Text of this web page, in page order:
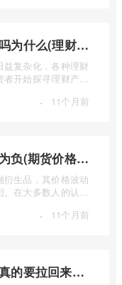
理财产品能变期货吗为什么(理财产品能变期货吗为什么不能买)
复杂化，各种理财
者开始探寻理财产品
· 11个月前
期货价格为什么能为负(期货价格为什么能为负数呢)
生品，其价格波动
在大多数人的认知
· 11个月前
期货市场卖不出去真的要拉回来吗(期货有买不到或卖不出去的时候吗)